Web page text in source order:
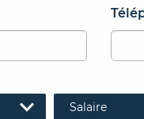
Salaire